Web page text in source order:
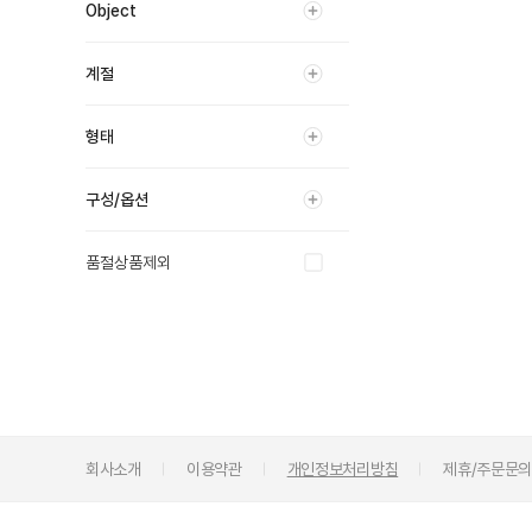
Object
계절
형태
구성/옵션
품절상품제외
회사소개 이용약관 개인정보처리방침 제휴/주문문의